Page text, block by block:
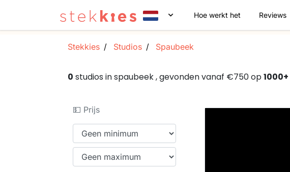
Hoe werkt het Reviews
Stekkies Studios Spaubeek
0 studios in spaubeek , gevonden vanaf €750 op1000+
💵 Prijs